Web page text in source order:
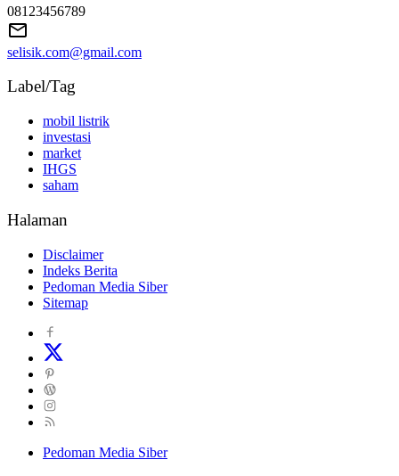
08123456789
selisik.com@gmail.com
Label/Tag
mobil listrik
investasi
market
IHGS
saham
Halaman
Disclaimer
Indeks Berita
Pedoman Media Siber
Sitemap
Pedoman Media Siber